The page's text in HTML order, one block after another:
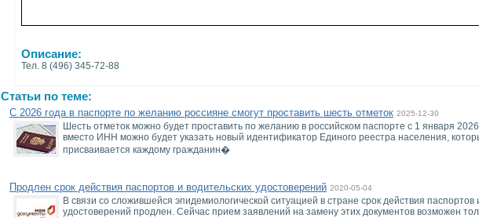
Описание:
Тел. 8 (496) 345-72-88
Статьи по теме:
С 2026 года в паспорте по желанию россияне смогут проставить шесть отметок 2025-12-30
Шесть отметок можно будет проставить по желанию в российском паспорте с 1 января
вместо ИНН можно будет указать новый идентификатор Единого реестра населения,
присваивается каждому гражданин�
Продлен срок действия паспортов и водительских удостоверений 2020-05-04
В связи со сложившейся эпидемиологической ситуацией в стране срок действия паспортов
удостоверений продлен. Сейчас прием заявлений на замену этих документов возможен